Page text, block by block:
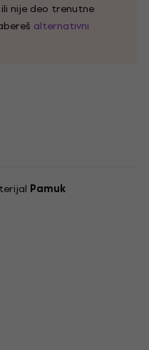
nije deo trenutne
alternativni
Pamuk